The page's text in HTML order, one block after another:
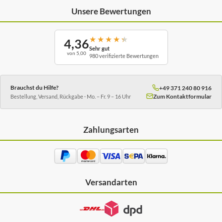
Unsere Bewertungen
4,36
von 5,00
★ ★ ★ ★ ★
Sehr gut
980 verifizierte Bewertungen
Brauchst du Hilfe?
Bestellung, Versand, Rückgabe · Mo. – Fr. 9 – 16 Uhr
+49 371 240 80 916
Zum Kontaktformular
Zahlungsarten
Versandarten